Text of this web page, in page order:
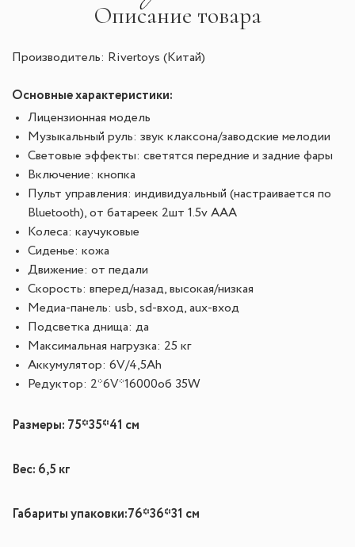
Описание товара
Производитель: Rivertoys (Китай)
Основные характеристики:
Лицензионная модель
Музыкальный руль: звук клаксона/заводские мелодии
Световые эффекты: светятся передние и задние фары
Включение: кнопка
Пульт управления: индивидуальный (настраивается по
Bluetooth), от батареек 2шт 1.5v AAA
Колеса: каучуковые
Сиденье: кожа
Движение: от педали
Скорость: вперед/назад, высокая/низкая
Медиа-панель: usb, sd-вход, aux-вход
Подсветка днища: да
Максимальная нагрузка: 25 кг
Аккумулятор: 6V/4,5Ah
Редуктор: 2*6V*16000об 35W
Размеры: 75*35*41 см
Вес: 6,5 кг
Габариты упаковки:76*36*31 см